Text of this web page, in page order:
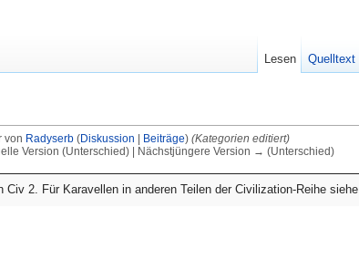
von Radyserb (Diskussion Beiträge) (Kategorien editiert)
Version (Unterschied) | Nächstjüngere Version → (Unterschied)
Civ 2. Für Karavellen in anderen Teilen der Civilization-Reihe siehe
Lesen Quelltext